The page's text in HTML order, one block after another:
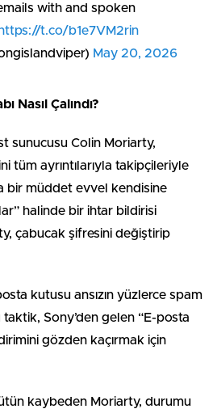
with and spoken
https://t.co/b1e7VM2rin
May 20, 2026
Nasıl Çalındı?
sunucusu Colin Moriarty,
tüm ayrıntılarıyla takipçileriyle
bir müddet evvel kendisine
halinde bir ihtar bildirisi
çabucak şifresini değiştirip
kutusu ansızın yüzlerce spam
Sony’den gelen “E-posta
gözden kaçırmak için
kaybeden Moriarty, durumu